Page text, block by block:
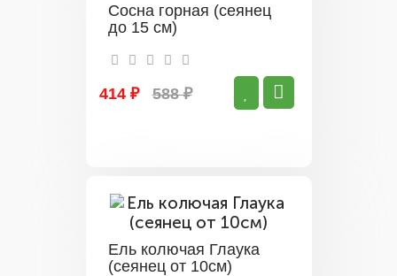
Сосна горная (сеянец
до 15 см)
414 ₽ 588 ₽
Ель колючая Глаука
(сеянец от 10см)